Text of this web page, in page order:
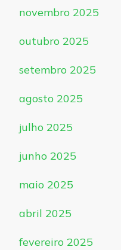
novembro 2025
outubro 2025
setembro 2025
agosto 2025
julho 2025
junho 2025
maio 2025
abril 2025
fevereiro 2025